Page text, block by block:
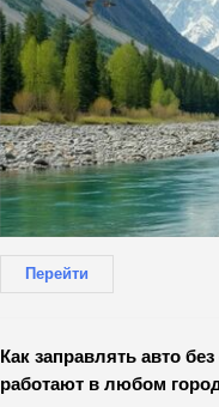
Перейти
Как заправлять авто
работают в любом